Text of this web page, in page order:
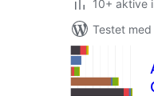
10+ aktive
Testet med